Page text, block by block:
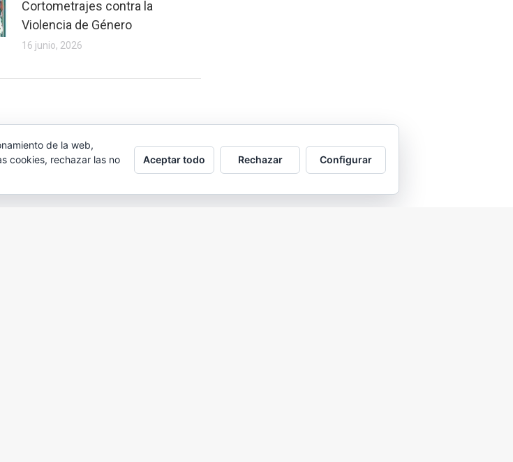
Cortometrajes contra la
Violencia de Género
16 junio, 2026
2026 © Asociación Vecinal Tío Jorge - Arrabal |
de la web,
cookies, rechazar las no
Aceptar todo Rechazar Configurar